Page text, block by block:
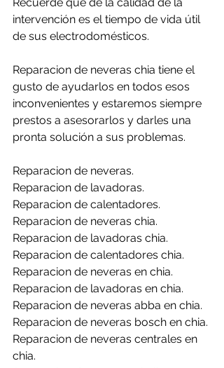
intervención es el tiempo de vida útil
de sus electrodomésticos.
Reparacion de neveras chia tiene el
gusto de ayudarlos en todos esos
inconvenientes y estaremos siempre
prestos a asesorarlos y darles una
pronta solución a sus problemas.
Reparacion de neveras.
Reparacion de lavadoras.
Reparacion de calentadores.
Reparacion de neveras chia.
Reparacion de lavadoras chia.
Reparacion de calentadores chia.
Reparacion de neveras en chia.
Reparacion de lavadoras en chia.
Reparacion de neveras abba en chia.
Reparacion de neveras bosch en chia.
Reparacion de neveras centrales en
chia.